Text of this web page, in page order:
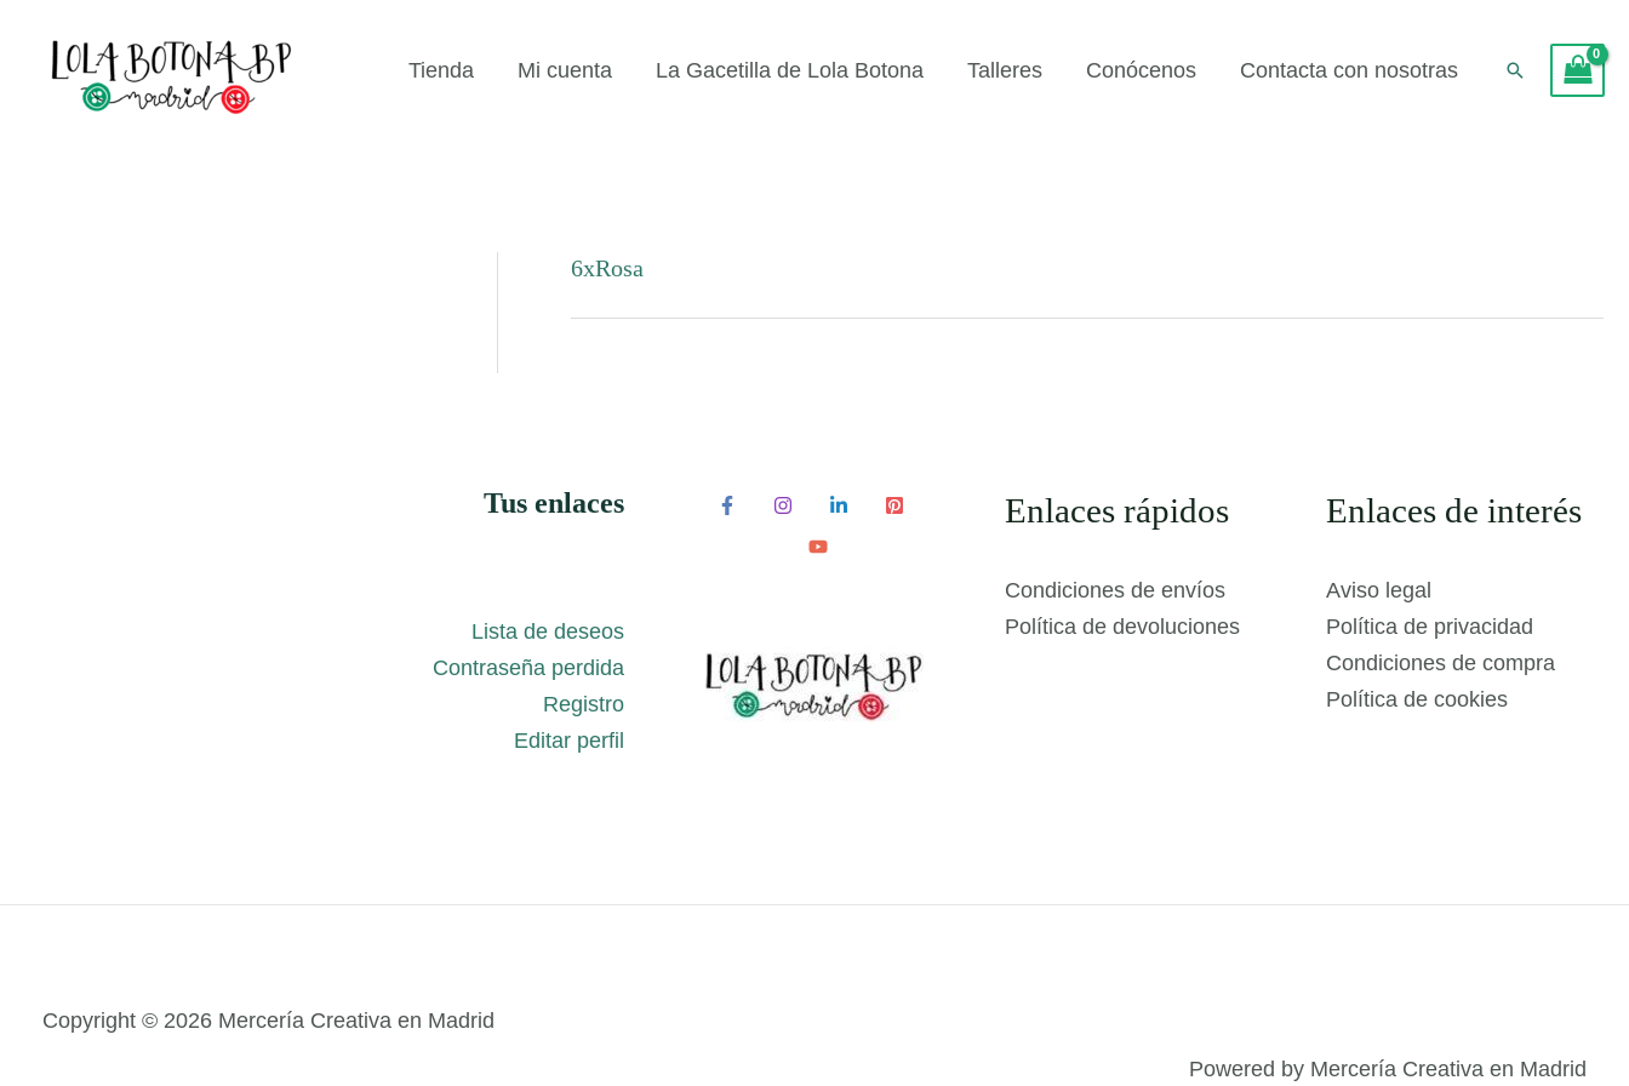
contenido
Tienda Mi cuenta La Gacetilla de Lola Botona Talleres Conócenos Contacta con nosotras Buscar
6xRosa
Tus enlaces
Lista de deseos
Contraseña perdida
Registro
Editar perfil
Enlaces rápidos
Condiciones de envíos
Política de devoluciones
Enlaces de interés
Aviso legal
Política de privacidad
Condiciones de compra
Política de cookies
Copyright © 2026 Mercería Creativa en Madrid
Powered by Mercería Creativa en Madrid